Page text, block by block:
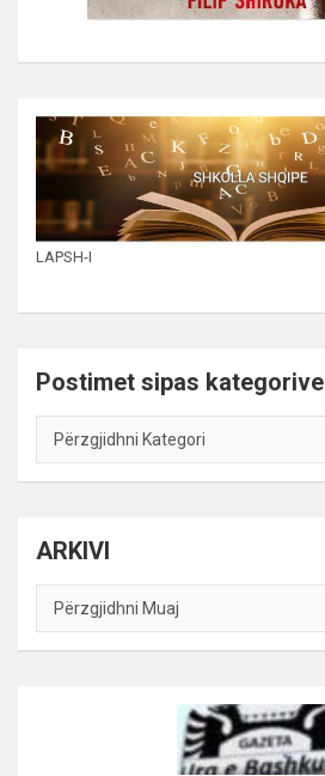
LAPSH-I
Postimet sipas kategorive
Postimet
sipas
kategorive
ARKIVI
ARKIVI